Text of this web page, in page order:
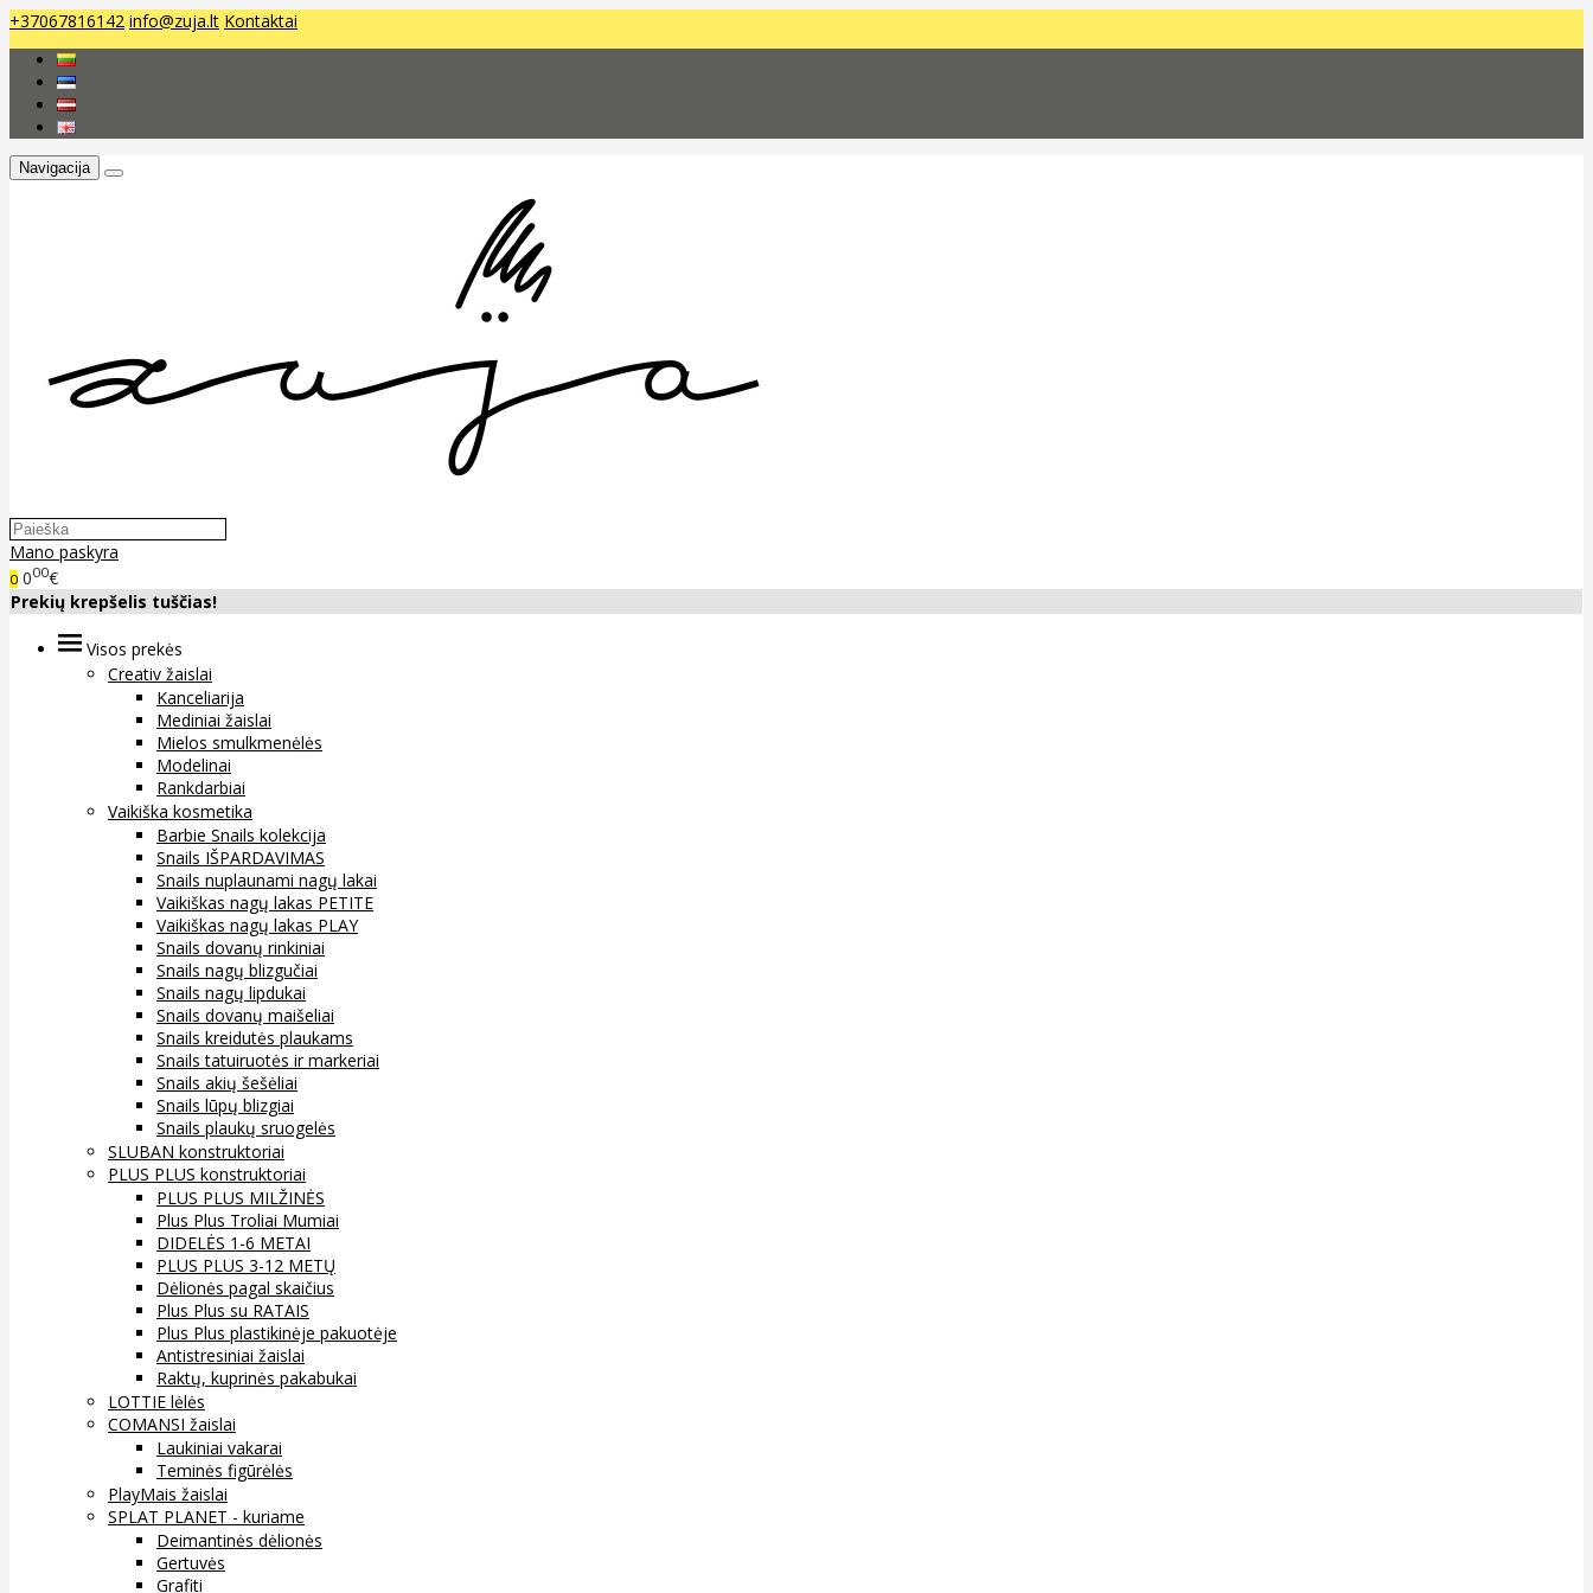
+37067816142 info@zuja.lt Kontaktai
Navigacija
Mano paskyra
0 000€
Prekių krepšelis tuščias!
Visos prekės
Creativ žaislai
Kanceliarija
Mediniai žaislai
Mielos smulkmenėlės
Modelinai
Rankdarbiai
Vaikiška kosmetika
Barbie Snails kolekcija
Snails IŠPARDAVIMAS
Snails nuplaunami nagų lakai
Vaikiškas nagų lakas PETITE
Vaikiškas nagų lakas PLAY
Snails dovanų rinkiniai
Snails nagų blizgučiai
Snails nagų lipdukai
Snails dovanų maišeliai
Snails kreidutės plaukams
Snails tatuiruotės ir markeriai
Snails akių šešėliai
Snails lūpų blizgiai
Snails plaukų sruogelės
SLUBAN konstruktoriai
PLUS PLUS konstruktoriai
PLUS PLUS MILŽINĖS
Plus Plus Troliai Mumiai
DIDELĖS 1-6 METAI
PLUS PLUS 3-12 METŲ
Dėlionės pagal skaičius
Plus Plus su RATAIS
Plus Plus plastikinėje pakuotėje
Antistresiniai žaislai
Raktų, kuprinės pakabukai
LOTTIE lėlės
COMANSI žaislai
Laukiniai vakarai
Teminės figūrėlės
PlayMais žaislai
SPLAT PLANET - kuriame
Deimantinės dėlionės
Gertuvės
Grafiti